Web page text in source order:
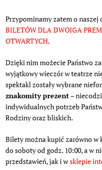
Przypominamy zatem o naszej
BILETÓW DLA DWOJGA
OTWARTYCH.
Dzięki nim możecie Państwo
wyjątkowy wieczór w teatrze
spektakl zostały wybrane
znakomity prezent–
indywidualnych potrzeb
Rodziny oraz bliskich.
Bilety można kupić zarówno w
do soboty od godz. 10:00, a w
przedstawień, jak i wsklepie